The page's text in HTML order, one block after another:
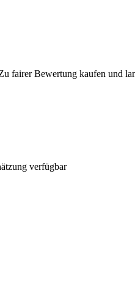
fairer Bewertung kaufen und
verfügbar